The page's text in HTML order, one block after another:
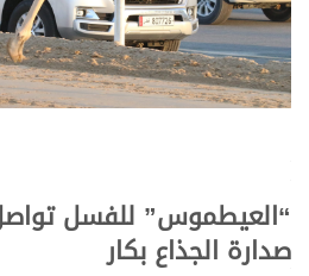
“العيطموس” للفسل
صدارة الجذاع بكار